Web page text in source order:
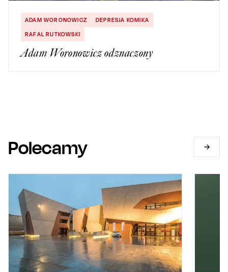
ADAM WORONOWICZ
DEPRESJA KOMIKA
RAFAL RUTKOWSKI
Adam Woronowicz odznaczony
Polecamy